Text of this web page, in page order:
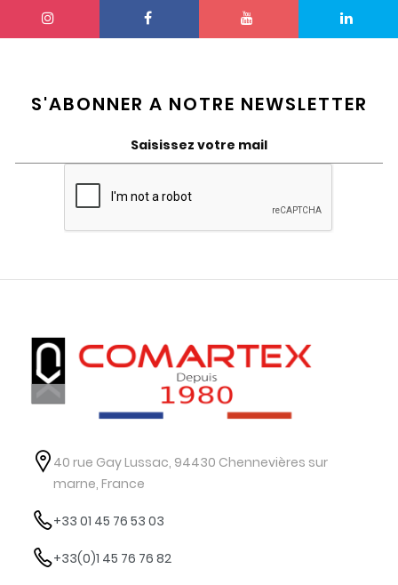
S'ABONNER A NOTRE NEWSLETTER
40 rue Gay Lussac, 94430 Chennevières sur
marne, France
+33 01 45 76 53 03
+33(0)1 45 76 76 82